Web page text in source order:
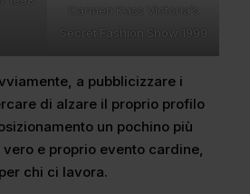
Carmen Kass Victoria’s
Secret Fashion Show 1999
a pubblicizzare i
di alzare il proprio profilo
un pochino più
vero e proprio evento cardine,
chi ci lavora.